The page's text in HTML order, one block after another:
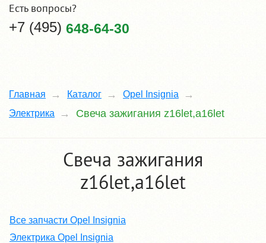
Есть вопросы?
+7 (495) 648-64-30
Главная Каталог
Opel Insignia
Электрика
Свеча зажигания z16let,a16let
Свеча зажигания
z16let,a16let
Все запчасти Opel Insignia
Электрика Opel Insignia